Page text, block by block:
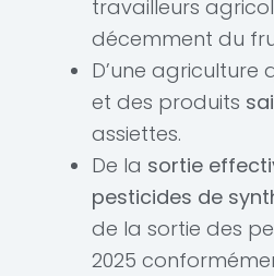
travailleurs
décemment du
D’une agriculture
et des produits
assiettes.
De la sortie
pesticides de
de la sortie des
2025